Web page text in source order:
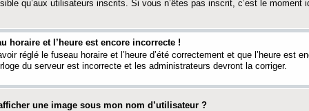
qu’aux utilisateurs inscrits. Si vous n’êtes pas inscrit, c’est le moment
horaire et l’heure est encore incorrecte !
réglé le fuseau horaire et l’heure d’été correctement et que l’heure est
du serveur est incorrecte et les administrateurs devront la corriger.
une image sous mon nom d’utilisateur ?